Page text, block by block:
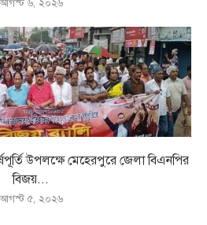
আগস্ট ৬, ২০২৬
উপলক্ষে মেহেরপুরে জেলা বিএনপির
বিজয়...
আগস্ট ৫, ২০২৬